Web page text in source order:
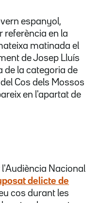
espanyol,
referència en la
matinada el
de Josep Lluís
de la categoria de
Cos dels Mossos
en l'apartat de
l'Audiència Nacional
delicte de
cos durant les